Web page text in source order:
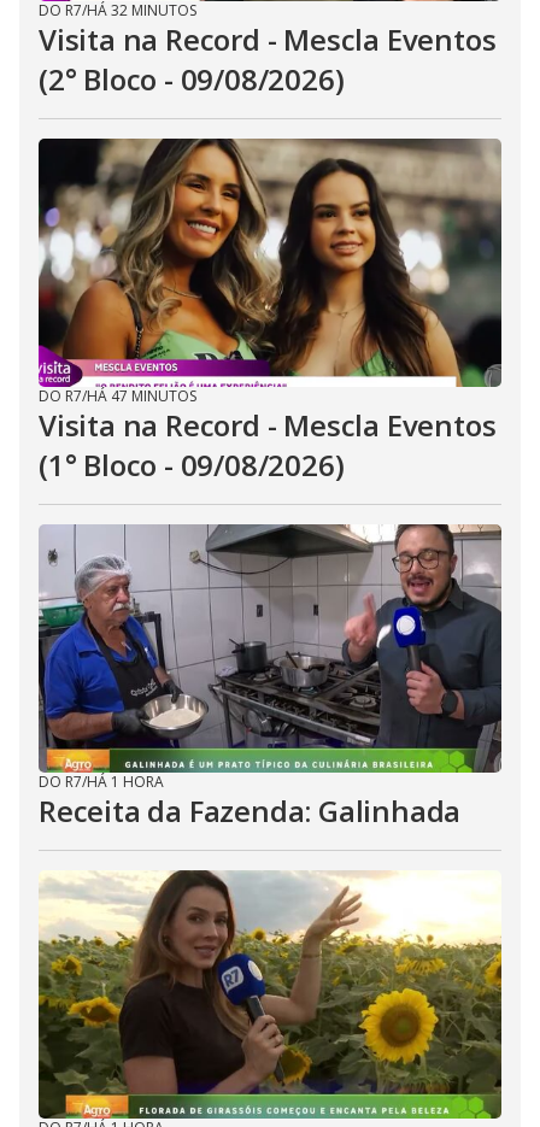
DO R7/HÁ 32 MINUTOS
Visita na Record - Mescla Eventos
(2° Bloco - 09/08/2026)
DO R7/HÁ 47 MINUTOS
Visita na Record - Mescla Eventos
(1° Bloco - 09/08/2026)
DO R7/HÁ 1 HORA
Receita da Fazenda: Galinhada